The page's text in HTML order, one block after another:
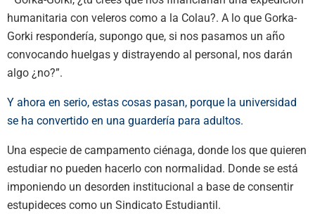
humanitaria con veleros como a la Colau?. A lo que Gorka-
Gorki respondería, supongo que, si nos pasamos un año
convocando huelgas y distrayendo al personal, nos darán
algo ¿no?”.
Y ahora en serio, estas cosas pasan, porque la universidad
se ha convertido en una guardería para adultos.
Una especie de campamento ciénaga, donde los que quieren
estudiar no pueden hacerlo con normalidad. Donde se está
imponiendo un desorden institucional a base de consentir
estupideces como un Sindicato Estudiantil.